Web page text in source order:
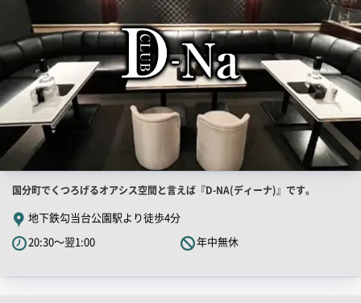
店
舗
PR
キ
国分町でくつろげるオアシス空間と言えば『D-NA(ディーナ)』です。
地下鉄勾当台公園駅より徒歩4分
20:30～翌1:00
年中無休